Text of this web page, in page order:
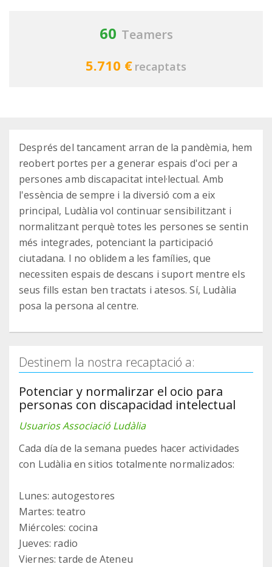
60 Teamers
5.710 € recaptats
Després del tancament arran de la pandèmia, hem
reobert portes per a generar espais d'oci per a
persones amb discapacitat intel·lectual. Amb
l'essència de sempre i la diversió com a eix
principal, Ludàlia vol continuar sensibilitzant i
normalitzant perquè totes les persones se sentin
més integrades, potenciant la participació
ciutadana. I no oblidem a les famílies, que
necessiten espais de descans i suport mentre els
seus fills estan ben tractats i atesos. Sí, Ludàlia
posa la persona al centre.
Destinem la nostra recaptació a:
Potenciar y normalirzar el ocio para
personas con discapacidad intelectual
Usuarios Associació Ludàlia
Cada día de la semana puedes hacer actividades
con Ludàlia en sitios totalmente normalizados:
Lunes: autogestores
Martes: teatro
Miércoles: cocina
Jueves: radio
Viernes: tarde de Ateneu